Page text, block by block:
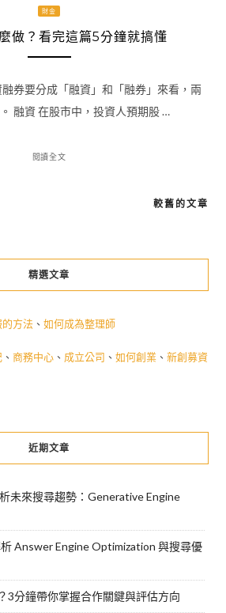
財金
做？看完這篇5分鐘就搞懂
券要分成「融資」和「融券」來看，兩
融資 在股市中，投資人預期股 …
閱讀全文
較舊的文章
精選文章
的方法、 如何成為整理師
、 商務中心、 成立公司 、 如何創業、 新創募資
近期文章
未來搜尋趨勢：Generative Engine
Answer Engine Optimization 與搜尋優
3分鐘帶你掌握合作關鍵與評估方向